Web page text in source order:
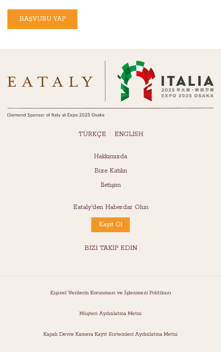
BAŞVURU YAP
TÜRKÇE ENGLISH
Hakkımızda
Bize Katılın
İletişim
Eataly'den Haberdar Olun
Kayıt Ol
BİZİ TAKİP EDİN
Kişisel Verilerin Korunması ve İşlenmesi Politikası
Müşteri Aydınlatma Metni
Kapalı Devre Kamera Kayıt Sistemleri Aydınlatma Metni